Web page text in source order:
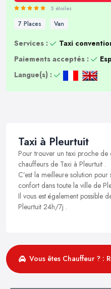
5 étoiles
7 Places Van
Services :
Taxi
Paiements acceptés :
Langue(s) :
Taxi à Pleurtuit
Pour trouver un taxi proche de
chauffeurs de Taxi à Pleurtuit .
C’est la meilleure solution
confort dans toute la ville de
Il vous est également possible
Pleurtuit 24h/7j .
Vous êtes Chauffeur ? :